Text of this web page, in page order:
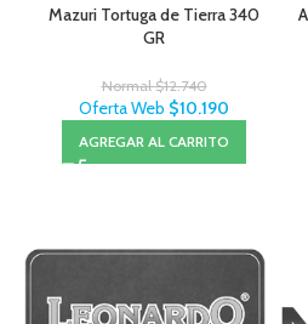
Mazuri Tortuga de Tierra 340
GR
Normal$12.740
Oferta Web $10.190
AGREGAR AL CARRITO